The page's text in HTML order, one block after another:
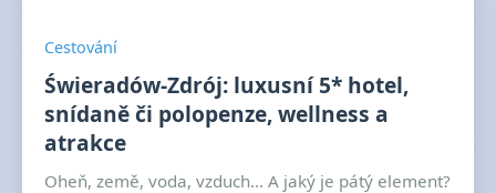
Cestování
Świeradów-Zdrój: luxusní 5* hotel,
snídaně či polopenze, wellness a
atrakce
Oheň, země, voda, vzduch... A jaký je pátý element?